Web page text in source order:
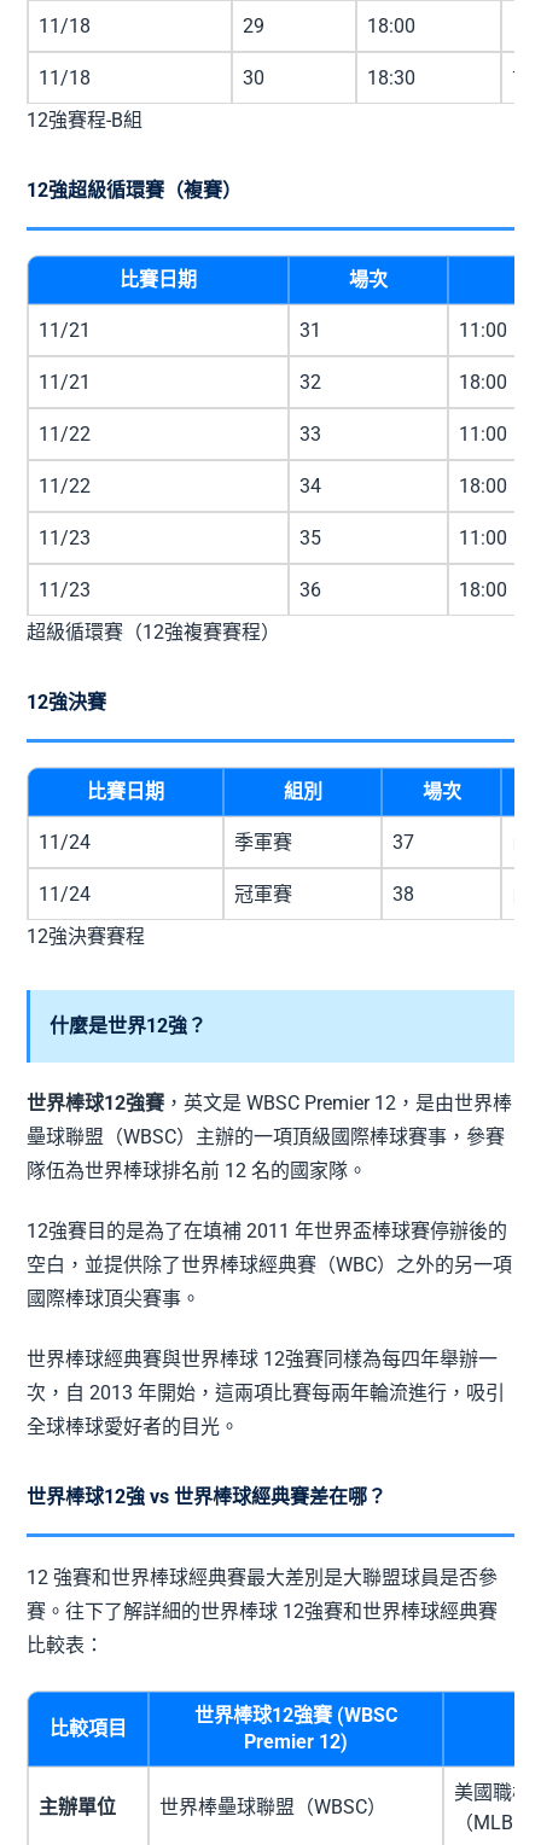
11/18 29 18:00
11/18 30 18:30
古
12強賽程-B組
12強超級循環賽（複賽）
比賽日期 場次
11/21 31 11:00
11/21 32 18:00
11/22 33 11:00
11/22 34 18:00
11/23 35 11:00
11/23 36
18:00
超級循環賽（12強複賽賽程）
12強決賽
比賽日期 組別 場次
11/24 季軍賽 37
11/24 冠軍賽 38
12強決賽賽程
什麼是世界12強？
世界棒球12強賽 ，英文是 WBSC Premier 12，是由世界棒
壘球聯盟（WBSC）主辦的一項頂級國際棒球賽事，參賽
隊伍為世界棒球排名前 12 名的國家隊。
12強賽目的是為了在填補 2011 年世界盃棒球賽停辦後的
空白，並提供除了世界棒球經典賽（WBC）之外的另一項
國際棒球頂尖賽事。
世界棒球經典賽與世界棒球 12強賽同樣為每四年舉辦一
次，自 2013 年開始，這兩項比賽每兩年輪流進行，吸引
全球棒球愛好者的目光。
世界棒球12強 vs 世界棒球經典賽差在哪？
12 強賽和世界棒球經典賽最大差別是大聯盟球員是否參
賽。往下了解詳細的世界棒球 12強賽和世界棒球經典賽
比較表：
比較項目
世界棒球12強賽 (WBSC
Premier 12)
主辦單位 世界棒壘球聯盟（WBSC）
美國職棒
（